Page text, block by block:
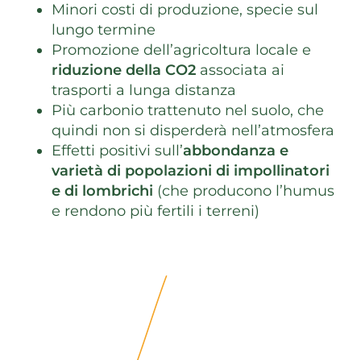
Minori costi di produzione, specie sul
lungo termine
Promozione dell’agricoltura locale e
riduzione della CO2 associata ai
trasporti a lunga distanza
Più carbonio trattenuto nel suolo, che
quindi non si disperderà nell’atmosfera
Effetti positivi sull’abbondanza e
varietà di popolazioni di impollinatori
e di lombrichi (che producono l’humus
e rendono più fertili i terreni)